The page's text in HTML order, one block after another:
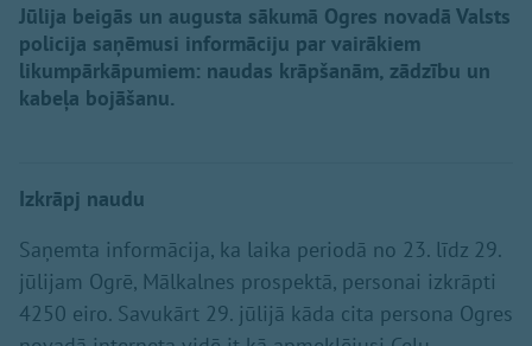
Jūlija beigās un augusta sākumā Ogres novadā Valsts
policija saņēmusi informāciju par vairākiem
likumpārkāpumiem: naudas krāpšanām, zādzību un
kabeļa bojāšanu.
Izkrāpj naudu
Saņemta informācija, ka laika periodā no 23. līdz 29.
jūlijam Ogrē, Mālkalnes prospektā, personai izkrāpti
4250 eiro. Savukārt 29. jūlijā kāda cita persona Ogres